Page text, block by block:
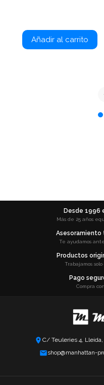
Añadir al carrito
Desde 1996
Más de 25 años
Te ayudamos
Productos
Trabajamos
Pago
Compra
C/ Teuleries 4, Lleida,
shop@manhattan-